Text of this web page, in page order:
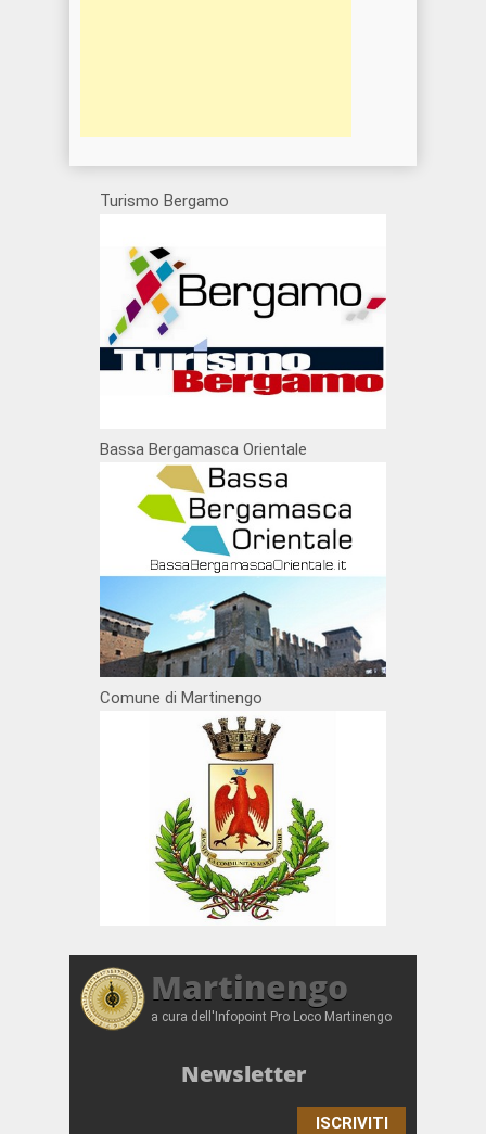
Turismo Bergamo
Bassa Bergamasca Orientale
Comune di Martinengo
Martinengo
a cura dell'Infopoint Pro Loco Martinengo
Newsletter
ISCRIVITI